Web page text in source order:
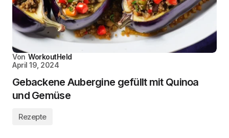
Von WorkoutHeld
April 19, 2024
Gebackene Aubergine gefüllt mit Quinoa
und Gemüse
Rezepte